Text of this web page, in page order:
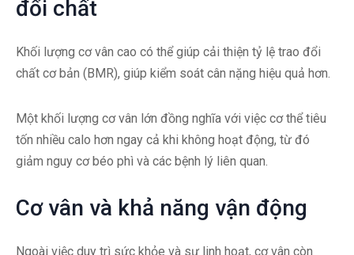
đổi chất
Khối lượng cơ vân cao có thể giúp cải thiện tỷ lệ trao đổi
chất cơ bản (BMR), giúp kiểm soát cân nặng hiệu quả hơn.
Một khối lượng cơ vân lớn đồng nghĩa với việc cơ thể tiêu
tốn nhiều calo hơn ngay cả khi không hoạt động, từ đó
giảm nguy cơ béo phì và các bệnh lý liên quan.
Cơ vân và khả năng vận động
Ngoài việc duy trì sức khỏe và sự linh hoạt, cơ vân còn